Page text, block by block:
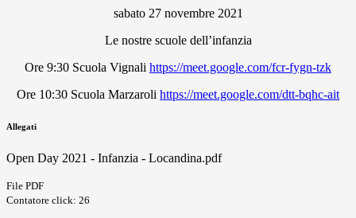
sabato 27 novembre 2021
Le nostre scuole dell’infanzia
Ore 9:30 Scuola Vignali https://meet.google.com/fcr-fygn-tzk
Ore 10:30 Scuola Marzaroli https://meet.google.com/dtt-bqhc-ait
Allegati
Open Day 2021 - Infanzia - Locandina.pdf
File PDF
Contatore click: 26